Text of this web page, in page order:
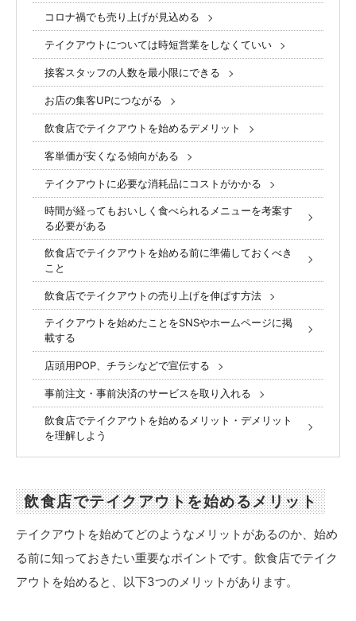
コロナ禍でも売り上げが見込める
テイクアウトについては時短営業をしなくていい
接客スタッフの人数を最小限にできる
お店の集客UPにつながる
飲食店でテイクアウトを始めるデメリット
客単価が安くなる傾向がある
テイクアウトに必要な消耗品にコストがかかる
時間が経ってもおいしく食べられるメニューを考案す
る必要がある
飲食店でテイクアウトを始める前に準備しておくべき
こと
飲食店でテイクアウトの売り上げを伸ばす方法
テイクアウトを始めたことをSNSやホームページに掲
載する
店頭用POP、チラシなどで宣伝する
事前注文・事前決済のサービスを取り入れる
飲食店でテイクアウトを始めるメリット・デメリット
を理解しよう
飲食店でテイクアウトを始めるメリット
テイクアウトを始めてどのようなメリットがあるのか、始め
る前に知っておきたい重要なポイントです。飲食店でテイク
アウトを始めると、以下3つのメリットがあります。